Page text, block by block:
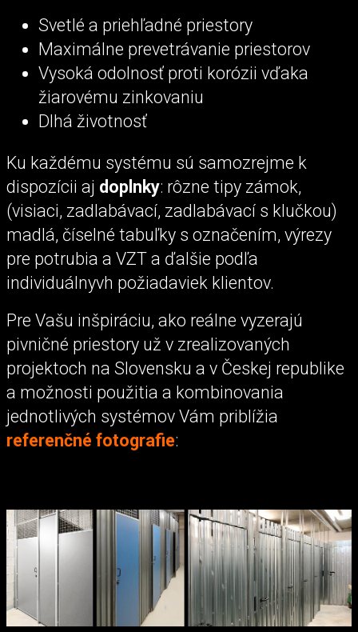
Svetlé a priehľadné priestory
Maximálne prevetrávanie priestorov
Vysoká odolnosť proti korózii vďaka
žiarovému zinkovaniu
Dlhá životnosť
Ku každému systému sú samozrejme k
dispozícii aj doplnky: rôzne tipy zámok,
(visiaci, zadlabávací, zadlabávací s klučkou)
madlá, číselné tabuľky s označením, výrezy
pre potrubia a VZT a ďalšie podľa
individuálnyvh požiadaviek klientov.
Pre Vašu inšpiráciu, ako reálne vyzerajú
pivničné priestory už v zrealizovaných
projektoch na Slovensku a v Českej republike
a možnosti použitia a kombinovania
jednotlivých systémov Vám priblížia
referenčné fotografie: